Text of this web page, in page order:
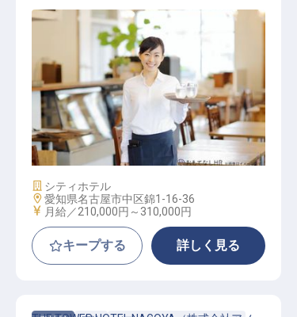
レストランサービス
施設業態
シティホテル
勤務地
愛知県名古屋市中区錦1-16-36
給与
月給／210,000円～ 310,000円
キープする 詳しく見る